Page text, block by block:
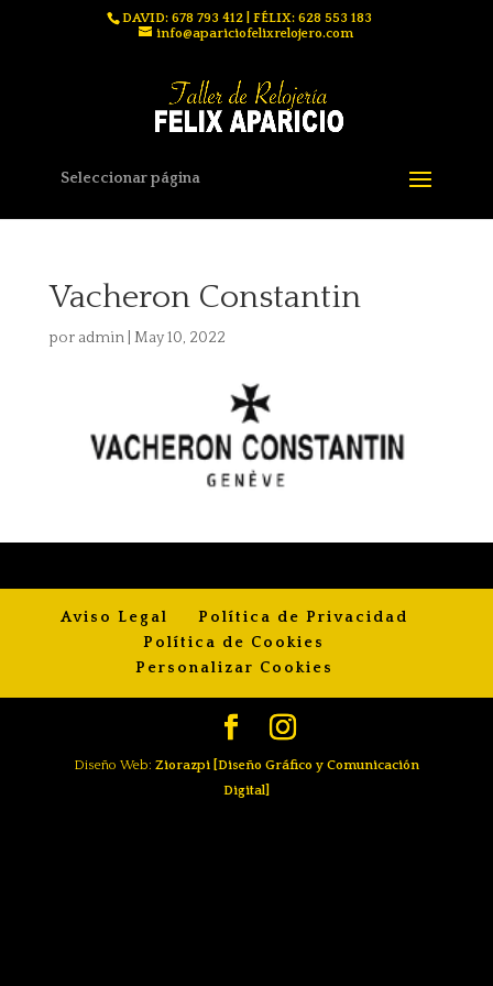
DAVID: 678 793 412 | FÉLIX: 628 553 183
info@apariciofelixrelojero.com
Seleccionar página
Vacheron Constantin
por admin| May 10, 2022
Aviso Legal
Política de Privacidad
Política de Cookies
Personalizar Cookies
Diseño Web: Ziorazpi [Diseño Gráfico y Comunicación
Digital]